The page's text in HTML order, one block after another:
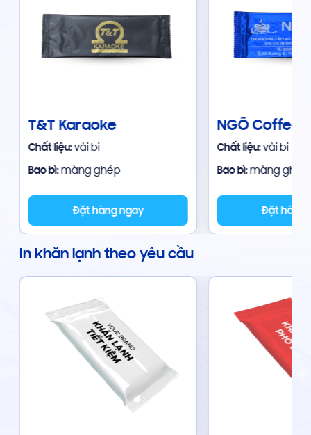
T&T Karaoke
Chất liệu:vải bi
Bao bì: màng ghép
Đặt hàng ngay
NGÕ Coffee
Chất liệu:vải bi
Bao bì:màng ghép
Đặt hàng
In khăn lạnh theo yêu cầu